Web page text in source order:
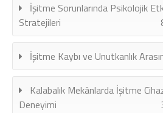
İşitme Sorunlarında Psikolojik
Stratejileri
İşitme Kaybı ve Unutkanlık
Kalabalık Mekânlarda İşitme
Deneyimi